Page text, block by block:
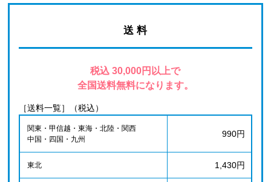
送 料
税込 30,000円以上で
全国送料無料になります。
［送料一覧］（税込）
関東・甲信越・東海・北陸・関西
中国・四国・九州
990円
東北 1,430円